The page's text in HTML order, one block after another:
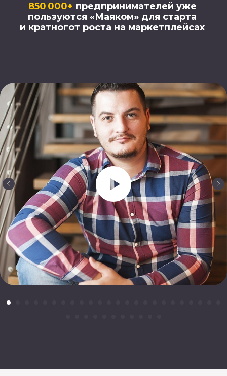
850 000+ предпринимателей уже
пользуются «Маяком» для старта
и кратногот роста на маркетплейсах